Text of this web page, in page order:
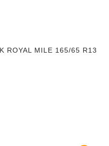
ROYAL MILE 165/65 R13